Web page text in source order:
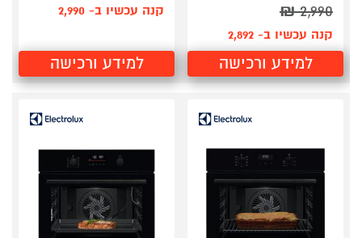
2,990
₪
קנה עכשיו ב- 2,892
למידע ורכישה
קנה עכשיו ב- 2,990
למידע ורכישה